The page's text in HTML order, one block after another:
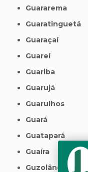
Guararema
Guaratinguetá
Guaraçaí
Guareí
Guariba
Guarujá
Guarulhos
Guará
Guatapará
Guaíra
Guzolândia